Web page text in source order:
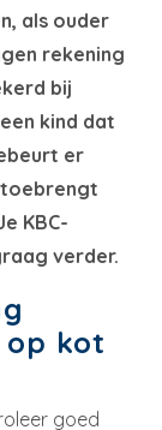
als ouder
rekening
bij
kind dat
er
toebrengt
KBC-
verder.
kot
goed